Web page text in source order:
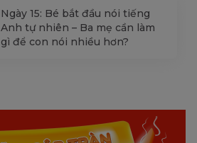
Ngày 15: Bé bắt đầu nói tiếng
Anh tự nhiên – Ba mẹ cần làm
gì để con nói nhiều hơn?